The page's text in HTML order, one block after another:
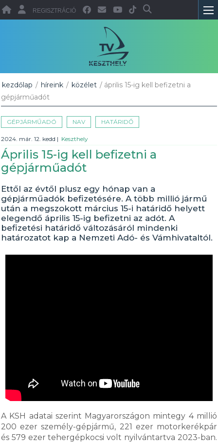
REGISZTRÁCIÓ
kezdőlap / híreink / közélet / április 15-ig kell befizetni a
gépjárműadót
GÉPJÁRMŰADÓ NAV HATÁRIDŐ
2024. már. 12. kedd | Keszthely
Április 15-ig kell befizetni a
gépjárműadót
Ettől az évtől plusz egy hónap van a
gépjárműadók befizetésére. A több millió jármű
után a megszokott március 15-i határidő helyett
elegendő április 15-ig befizetni az adót. A
befizetési határidő változásáról mindenki
határozatot kap a Nemzeti Adó- és Vámhivataltól.
A KSH adatai szerint Magyarországon mintegy 4 millió
200 ezer személy-gépjármű, 221 ezer motorkerékpár
és 579 ezer tehergépkocsi volt nyilvántartva 2023-ban.